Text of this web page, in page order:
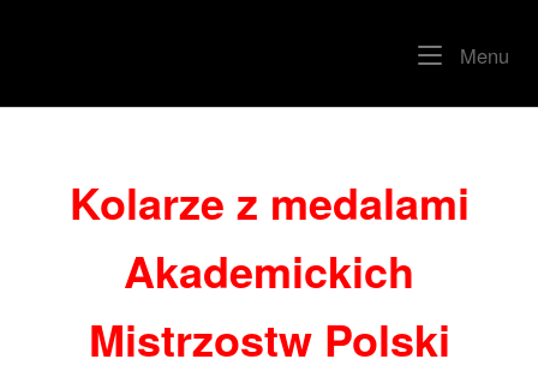
Menu
Kolarze z medalami
Akademickich
Mistrzostw Polski